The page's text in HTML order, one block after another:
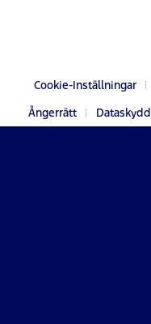
Cookie-Inställningar
Ångerrätt
Dataskydd